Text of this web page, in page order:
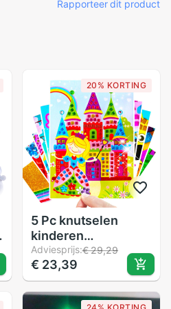
Rapporteer dit product
20% KORTING
5 Pc knutselen
kinderen
Ambachten Kids
Kinderspeelgoed
Diamant Sticker
Puzzel
Adviesprijs:€ 29,29
€ 23,39